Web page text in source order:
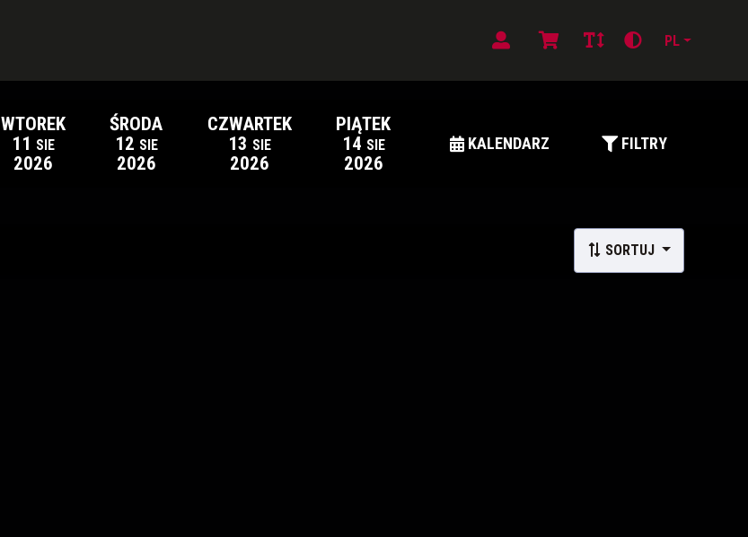
PL
WTOREK
11 SIE
2026
ŚRODA
12 SIE
2026
CZWARTEK
13 SIE
2026
PIĄTEK
14 SIE
2026
KALENDARZ FILTRY
SORTUJ